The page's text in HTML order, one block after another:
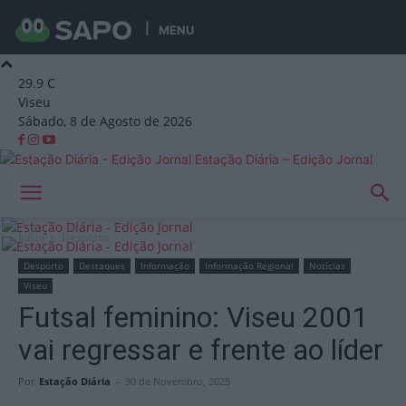
MENU
29.9 C
Viseu
Sábado, 8 de Agosto de 2026
Estação Diária – Edição Jornal
Início Desporto
Desporto Destaques Informação Informação Regional
Notícias
Viseu
Futsal feminino: Viseu 2001
vai regressar e frente ao líder
Por Estação Diária - 30 de Novembro, 2025